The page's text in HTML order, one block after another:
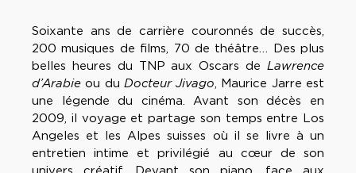
Soixante ans de carrière couronnés de succès,
200 musiques de films, 70 de théâtre… Des plus
belles heures du TNP aux Oscars de Lawrence
d’Arabie ou du Docteur Jivago, Maurice Jarre est
une légende du cinéma. Avant son décès en
2009, il voyage et partage son temps entre Los
Angeles et les Alpes suisses où il se livre à un
entretien intime et privilégié au cœur de son